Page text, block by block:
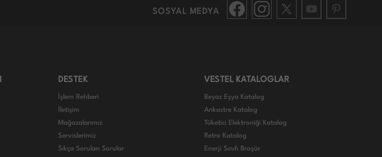
SOSYAL MEDYA
DESTEK
İşlem Rehberi
İletişim
Mağazalarımız
Servislerimiz
Sıkça Sorulan Sorular
VESTEL KATALOGLAR
Beyaz Eşya Katalog
Ankastre Katalog
Tüketici Elektroniği Katalog
Retro Katalog
Enerji Sınıfı Broşür